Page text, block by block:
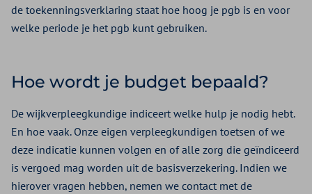
de toekenningsverklaring staat hoe hoog je pgb is en voor
welke periode je het pgb kunt gebruiken.
Hoe wordt je budget bepaald?
De wijkverpleegkundige indiceert welke hulp je nodig hebt.
En hoe vaak. Onze eigen verpleegkundigen toetsen of we
deze indicatie kunnen volgen en of alle zorg die geïndiceerd
is vergoed mag worden uit de basisverzekering. Indien we
hierover vragen hebben, nemen we contact met de